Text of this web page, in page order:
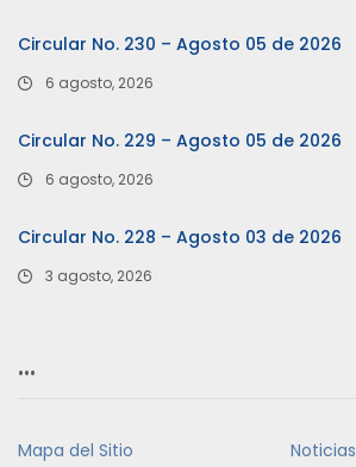
Circular No. 230 – Agosto 05 de 2026
6 agosto, 2026
Circular No. 229 – Agosto 05 de 2026
6 agosto, 2026
Circular No. 228 – Agosto 03 de 2026
3 agosto, 2026
…
Mapa del Sitio Noticias